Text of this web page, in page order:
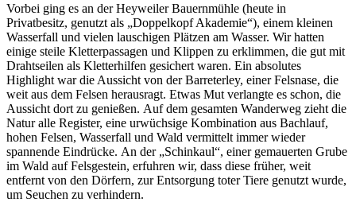
Vorbei ging es an der Heyweiler Bauernmühle (heute in
Privatbesitz, genutzt als „Doppelkopf Akademie“), einem kleinen
Wasserfall und vielen lauschigen Plätzen am Wasser. Wir hatten
einige steile Kletterpassagen und Klippen zu erklimmen, die gut mit
Drahtseilen als Kletterhilfen gesichert waren. Ein absolutes
Highlight war die Aussicht von der Barreterley, einer Felsnase, die
weit aus dem Felsen herausragt. Etwas Mut verlangte es schon, die
Aussicht dort zu genießen. Auf dem gesamten Wanderweg zieht die
Natur alle Register, eine urwüchsige Kombination aus Bachlauf,
hohen Felsen, Wasserfall und Wald vermittelt immer wieder
spannende Eindrücke. An der „Schinkaul“, einer gemauerten Grube
im Wald auf Felsgestein, erfuhren wir, dass diese früher, weit
entfernt von den Dörfern, zur Entsorgung toter Tiere genutzt wurde,
um Seuchen zu verhindern.